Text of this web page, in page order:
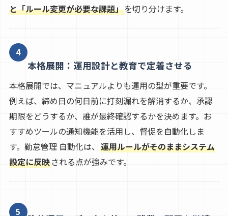
と「ルール変更が必要な課題」を切り分けます。
4
本格展開：運用設計と教育で定着させる
本格展開では、マニュアルよりも運用の型が重要です。
例えば、締め日の何日前に打刻漏れを解消するか、承認
期限をどうするか、誰が最終確認するかを決めます。お
すすめツールの通知機能を活用し、督促を自動化しま
す。勤怠管理 自動化は、 運用ルールがそのままシステム
設定に反映される点が強みです。
5